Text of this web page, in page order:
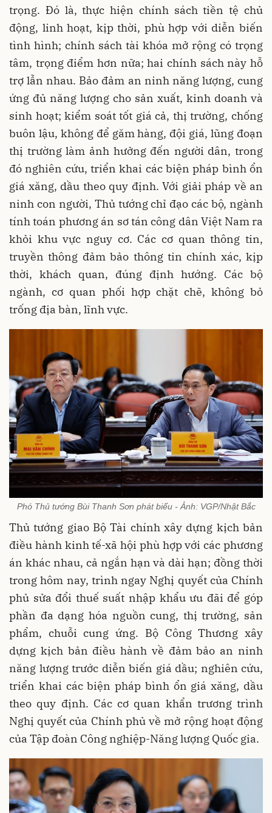
trọng. Đó là, thực hiện chính sách tiền tệ chủ
động, linh hoạt, kịp thời, phù hợp với diễn biến
tình hình; chính sách tài khóa mở rộng có trọng
tâm, trọng điểm hơn nữa; hai chính sách này hỗ
trợ lẫn nhau. Bảo đảm an ninh năng lượng, cung
ứng đủ năng lượng cho sản xuất, kinh doanh và
sinh hoạt; kiểm soát tốt giá cả, thị trường, chống
buôn lậu, không để găm hàng, đội giá, lũng đoạn
thị trường làm ảnh hưởng đến người dân, trong
đó nghiên cứu, triển khai các biện pháp bình ổn
giá xăng, dầu theo quy định. Với giải pháp về an
ninh con người, Thủ tướng chỉ đạo các bộ, ngành
tính toán phương án sơ tán công dân Việt Nam ra
khỏi khu vực nguy cơ. Các cơ quan thông tin,
truyền thông đảm bảo thông tin chính xác, kịp
thời, khách quan, đúng định hướng. Các bộ
ngành, cơ quan phối hợp chặt chẽ, không bỏ
trống địa bàn, lĩnh vực.
Phó Thủ tướng Bùi Thanh Sơn phát biểu - Ảnh: VGP/Nhật Bắc
Thủ tướng giao Bộ Tài chính xây dựng kịch bản
điều hành kinh tế-xã hội phù hợp với các phương
án khác nhau, cả ngắn hạn và dài hạn; đồng thời
trong hôm nay, trình ngay Nghị quyết của Chính
phủ sửa đổi thuế suất nhập khẩu ưu đãi để góp
phần đa dạng hóa nguồn cung, thị trường, sản
phẩm, chuỗi cung ứng. Bộ Công Thương xây
dựng kịch bản điều hành về đảm bảo an ninh
năng lượng trước diễn biến giá dầu; nghiên cứu,
triển khai các biện pháp bình ổn giá xăng, dầu
theo quy định. Các cơ quan khẩn trương trình
Nghị quyết của Chính phủ về mở rộng hoạt động
của Tập đoàn Công nghiệp-Năng lượng Quốc gia.